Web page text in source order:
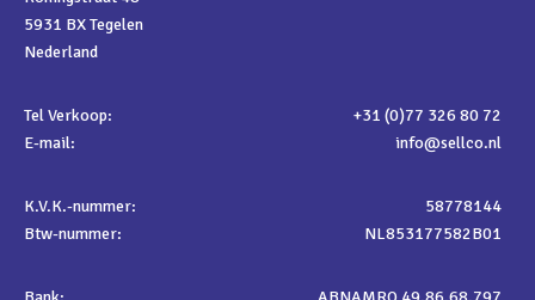
5931 BX Tegelen
Nederland
Tel Verkoop:
+31 (0)77 326 80 72
E-mail:
info@sellco.nl
K.V.K.-nummer:
58778144
Btw-nummer:
NL853177582B01